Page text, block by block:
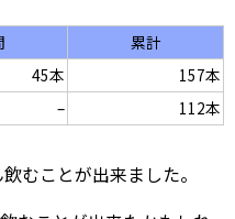
累計
45本
157本
– 112本
むことが出来ました。